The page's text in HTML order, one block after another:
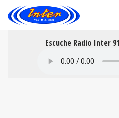
Escuche Radio Inter